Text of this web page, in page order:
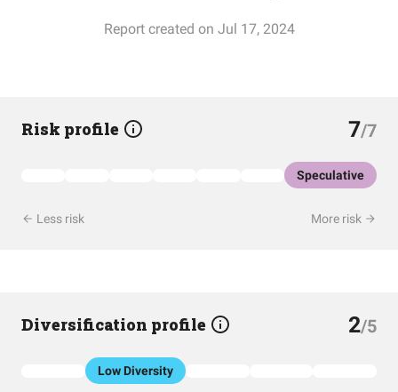
Report created on Jul 17, 2024
Risk profile 7/7
Speculative
Less risk More risk
Diversification profile 2/5
Low Diversity